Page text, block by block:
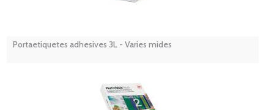
Portaetiquetes adhesives 3L - Varies mides